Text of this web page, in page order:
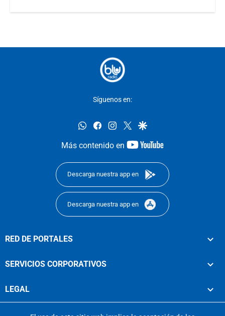
Síguenos en:
whatsappfacebookinstagram
twittergoogle
Más contenido en
youtube-
Descarga nuestra app en
Descarga nuestra app en
RED DE PORTALES
SERVICIOS CORPORATIVOS
LEGAL